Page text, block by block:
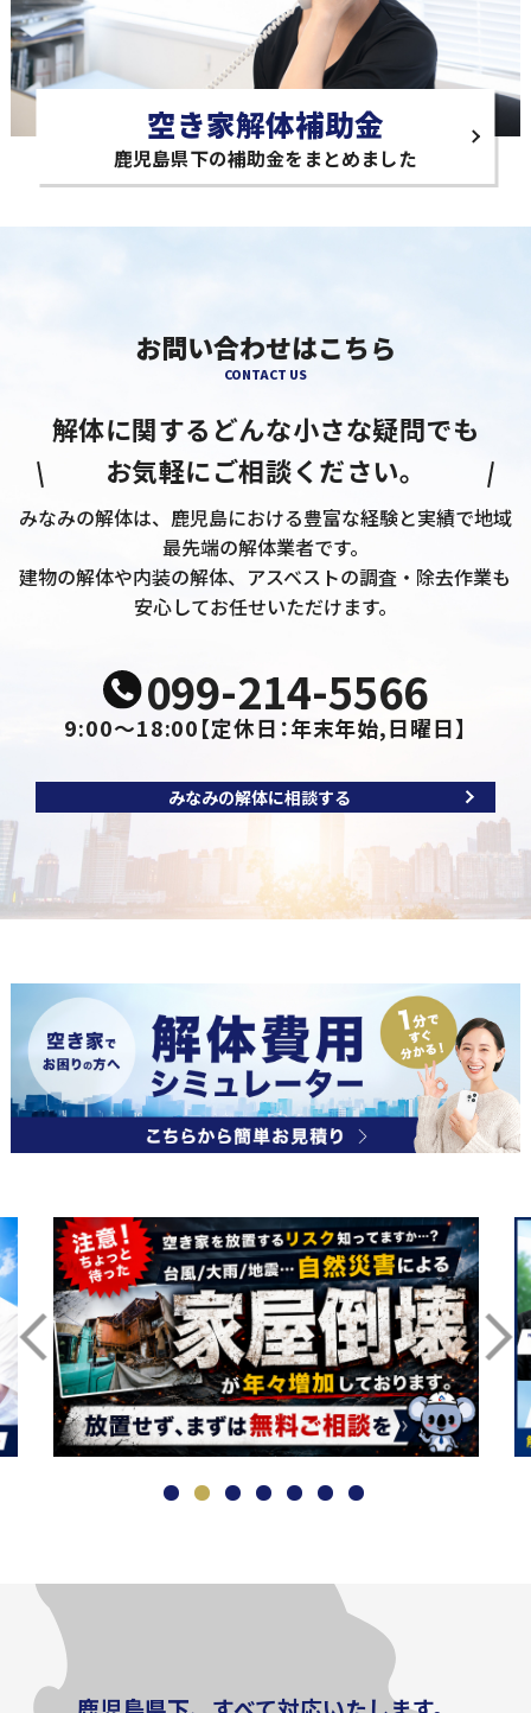
空き家解体補助金
鹿児島県下の補助金をまとめました
お問い合わせはこちら
CONTACT US
解体に関するどんな小さな疑問でも
お気軽にご相談ください。
みなみの解体は、鹿児島における豊富な経験と実績で地域
最先端の解体業者です。
建物の解体や内装の解体、アスベストの調査・除去作業も
安心してお任せいただけます。
099-214-5566
9:00～18:00【定休日：年末年始,日曜日】
みなみの解体に相談する